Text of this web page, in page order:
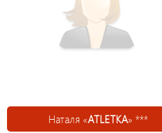
Наталя «ATLETKA» ***